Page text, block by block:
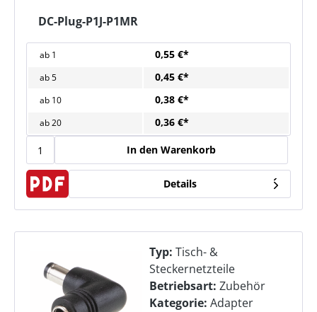
DC-Plug-P1J-P1MR
ab 1 0,55 €*
ab5 0,45 €*
ab 10 0,38 €*
ab20 0,36 €*
In den Warenkorb
Details
Typ: Tisch- &
Steckernetzteile
Betriebsart: Zubehör
Kategorie: Adapter